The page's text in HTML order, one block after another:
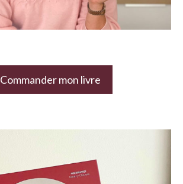
Commander mon livre